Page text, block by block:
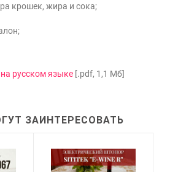
крошек, жира и сока;
русском языке [.pdf, 1,1 Мб]
ЗАИНТЕРЕСОВАТЬ